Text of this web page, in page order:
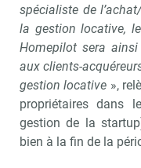
spécialiste de
la gestion locative,
Homepilot sera
aux clients-
gestion locative »,
propriétaires dans
gestion de la
bien à la fin de la